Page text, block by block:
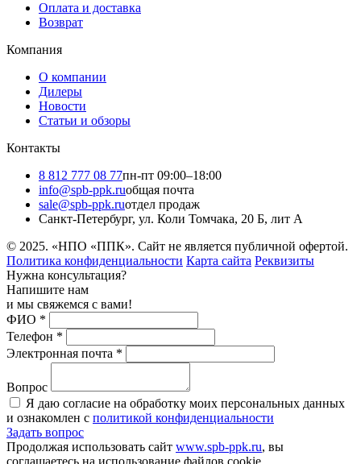
Оплата и доставка
Возврат
Компания
О компании
Дилеры
Новости
Статьи и обзоры
Контакты
8 812 777 08 77пн-пт 09:00–18:00
info@spb-ppk.ruобщая почта
sale@spb-ppk.ruотдел продаж
Санкт-Петербург, ул. Коли Томчака, 20 Б, лит А
© 2025. «НПО «ППК». Сайт не является публичной офертой.
Политика конфиденциальности Карта сайта Реквизиты
Нужна консультация?
Напишите нам
и мы свяжемся с вами!
ФИО *
Телефон *
Электронная почта *
Вопрос
Я даю согласие на обработку моих персональных данных
и ознакомлен с политикой конфиденциальности
Задать вопрос
Продолжая использовать сайт www.spb-ppk.ru, вы